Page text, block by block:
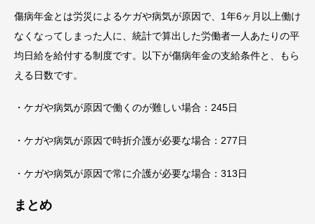
傷病年金とは労災によるケガや病気が原因で、1年6ヶ月以上働け
なくなってしまった人に、統計で算出した労働者一人あたりの平
均日給を給付する制度です。以下が傷病年金の支給条件と、もら
える日数です。
・ケガや病気が原因で働くのが難しい場合：245日
・ケガや病気が原因で時折介護が必要な場合：277日
・ケガや病気が原因で常に介護が必要な場合：313日
まとめ